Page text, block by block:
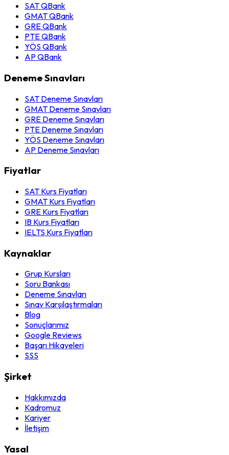
SAT QBank
GMAT QBank
GRE QBank
PTE QBank
YÖS QBank
AP QBank
Deneme Sınavları
SAT Deneme Sınavları
GMAT Deneme Sınavları
GRE Deneme Sınavları
PTE Deneme Sınavları
YÖS Deneme Sınavları
AP Deneme Sınavları
Fiyatlar
SAT Kurs Fiyatları
GMAT Kurs Fiyatları
GRE Kurs Fiyatları
IB Kurs Fiyatları
IELTS Kurs Fiyatları
Kaynaklar
Grup Kursları
Soru Bankası
Deneme Sınavları
Sınav Karşılaştırmaları
Blog
Sonuçlarımız
Google Reviews
Başarı Hikayeleri
SSS
Şirket
Hakkımızda
Kadromuz
Kariyer
İletişim
Yasal